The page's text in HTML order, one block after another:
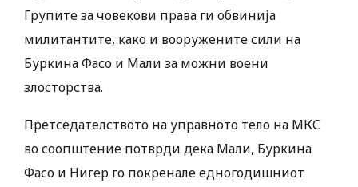
Групите за човекови права ги обвинија
милитантите, како и вооружените сили на
Буркина Фасо и Мали за можни воени
злосторства.
Претседателството на управното тело на МКС
во соопштение потврди дека Мали, Буркина
Фасо и Нигер го покренале едногодишниот